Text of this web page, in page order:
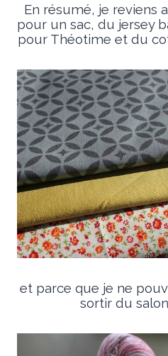
En résumé, je reviens
pour un sac, du jersey
pour Théotime et du
et parce que je ne
sortir du